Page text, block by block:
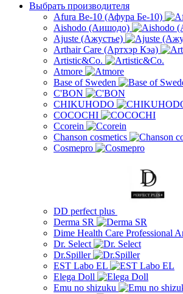
Выбрать производителя
Afura Be-10 (Афура Бе-10)
Aishodo (Аишодо)
Ajuste (Ажустье)
Arthair Care (Артхэр Кэа)
Artistic&Co.
Atmore
Base of Sweden
C'BON
CHIKUHODO
COCOCHI
Ccorein
Chanson cosmetics
Cosmepro
DD perfect plus
Derma SR
Dime Health Care Professional
Dr. Select
Dr.Spiller
EST Labo EL
Elega Doll
Emu no shizuku